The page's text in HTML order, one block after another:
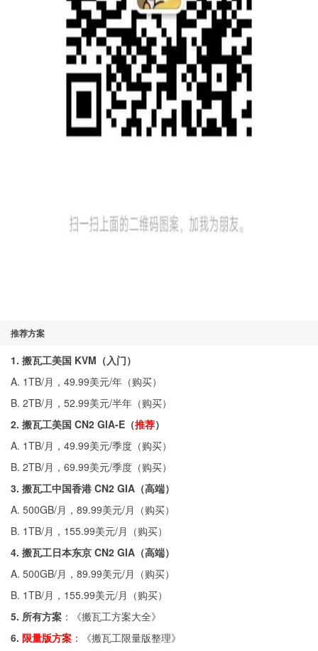
推荐方案
1. 搬瓦工美国 KVM（入门）
A. 1TB/月，49.99美元/年（购买）
B. 2TB/月，52.99美元/半年（购买）
2. 搬瓦工美国 CN2 GIA-E（推荐）
A. 1TB/月，49.99美元/季度（购买）
B. 2TB/月，69.99美元/季度（购买）
3. 搬瓦工中国香港 CN2 GIA（高端）
A. 500GB/月，89.99美元/月（购买）
B. 1TB/月，155.99美元/月（购买）
4. 搬瓦工日本东京 CN2 GIA（高端）
A. 500GB/月，89.99美元/月（购买）
B. 1TB/月，155.99美元/月（购买）
5. 所有方案 ：《搬瓦工方案大全》
6. 限量版方案 ：《搬瓦工限量版整理》